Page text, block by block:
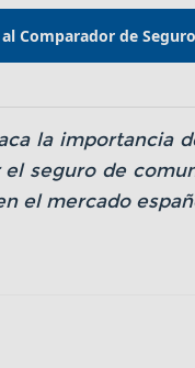
Comparador de
la importancia
seguro de
el mercado